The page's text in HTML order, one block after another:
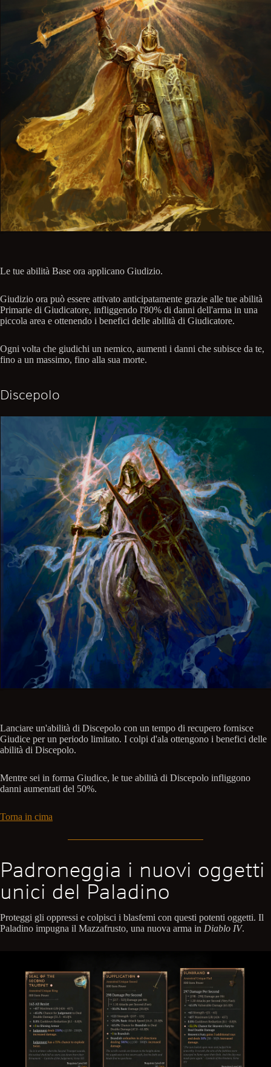
Le tue abilità Base ora applicano Giudizio.
Giudizio ora può essere attivato anticipatamente grazie alle tue abilità
Primarie di Giudicatore, infliggendo l'80% di danni dell'arma in una
piccola area e ottenendo i benefici delle abilità di Giudicatore.
Ogni volta che giudichi un nemico, aumenti i danni che subisce da te,
fino a un massimo, fino alla sua morte.
Discepolo
Lanciare un'abilità di Discepolo con un tempo di recupero fornisce
Giudice per un periodo limitato. I colpi d'ala ottengono i benefici delle
abilità di Discepolo.
Mentre sei in forma Giudice, le tue abilità di Discepolo infliggono
danni aumentati del 50%.
Torna in cima
Padroneggia i nuovi oggetti
unici del Paladino
Proteggi gli oppressi e colpisci i blasfemi con questi potenti oggetti. Il
Paladino impugna il Mazzafrusto, una nuova arma in Diablo IV.